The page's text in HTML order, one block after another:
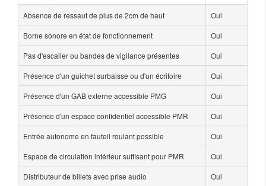
Absence de ressaut de plus de 2cm de haut
Oui
Borne sonore en état de fonctionnement
Oui
Pas d'escalier ou bandes de vigilance présentes
Oui
Présence d'un guichet surbaisse ou d'un écritoire
Oui
Présence d'un GAB externe accessible PMG
Oui
Présence d'un espace confidentiel accessible PMR
Oui
Entrée autonome en fauteil roulant possible
Oui
Espace de circulation intérieur suffisant pour PMR
Oui
Distributeur de billets avec prise audio
Oui